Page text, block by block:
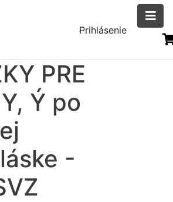
Menu
účtu
Prihlásenie
PRE
Ý po
-